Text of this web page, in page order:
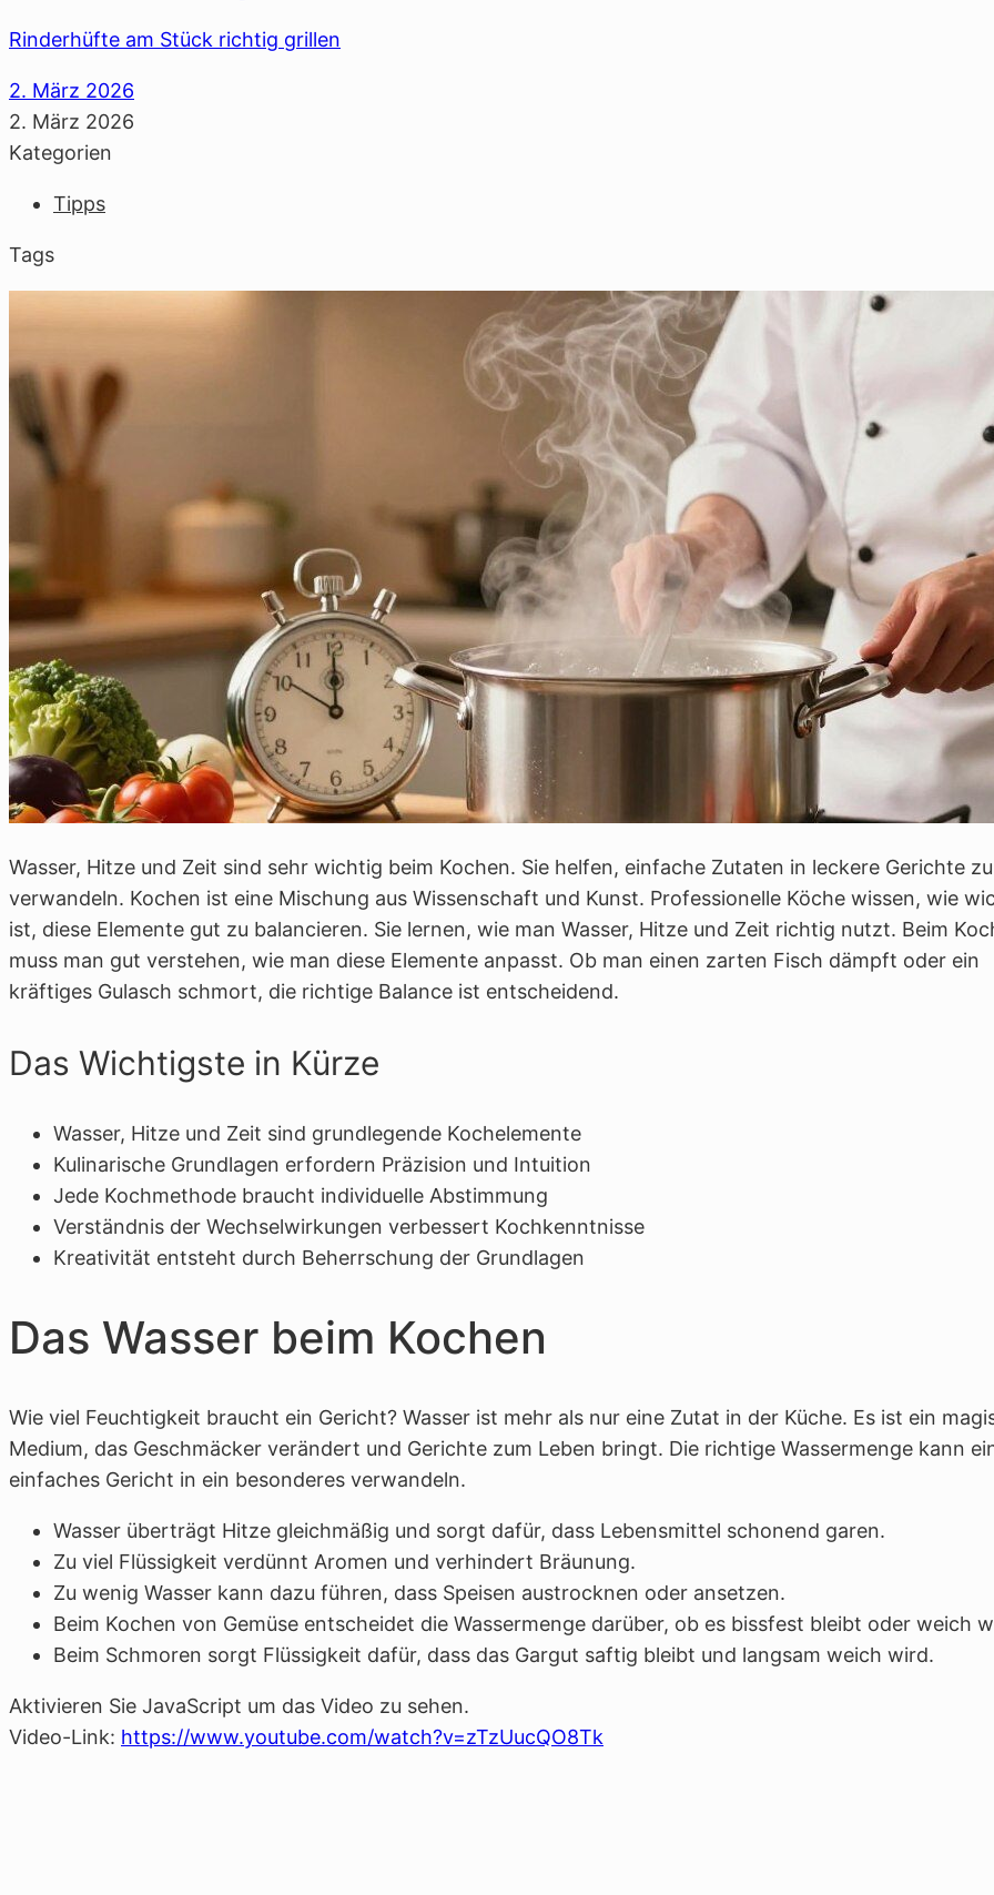
Rinderhüfte am Stück richtig grillen
2. März 2026
2. März 2026
Kategorien
Tipps
Tags
Wasser, Hitze und Zeit sind sehr wichtig beim Kochen. Sie helfen, einfache Zutaten in leckere Gerichte zu
verwandeln. Kochen ist eine Mischung aus Wissenschaft und Kunst. Professionelle Köche wissen, wie
ist, diese Elemente gut zu balancieren. Sie lernen, wie man Wasser, Hitze und Zeit richtig nutzt. Beim
muss man gut verstehen, wie man diese Elemente anpasst. Ob man einen zarten Fisch dämpft oder ein
kräftiges Gulasch schmort, die richtige Balance ist entscheidend.
Das Wichtigste in Kürze
Wasser, Hitze und Zeit sind grundlegende Kochelemente
Kulinarische Grundlagen erfordern Präzision und Intuition
Jede Kochmethode braucht individuelle Abstimmung
Verständnis der Wechselwirkungen verbessert Kochkenntnisse
Kreativität entsteht durch Beherrschung der Grundlagen
Das Wasser beim Kochen
Wie viel Feuchtigkeit braucht ein Gericht? Wasser ist mehr als nur eine Zutat in der Küche. Es ist ein
Medium, das Geschmäcker verändert und Gerichte zum Leben bringt. Die richtige Wassermenge kann
einfaches Gericht in ein besonderes verwandeln.
Wasser überträgt Hitze gleichmäßig und sorgt dafür, dass Lebensmittel schonend garen.
Zu viel Flüssigkeit verdünnt Aromen und verhindert Bräunung.
Zu wenig Wasser kann dazu führen, dass Speisen austrocknen oder ansetzen.
Beim Kochen von Gemüse entscheidet die Wassermenge darüber, ob es bissfest bleibt oder weich
Beim Schmoren sorgt Flüssigkeit dafür, dass das Gargut saftig bleibt und langsam weich wird.
Aktivieren Sie JavaScript um das Video zu sehen.
Video-Link: https://www.youtube.com/watch?v=zTzUucQO8Tk